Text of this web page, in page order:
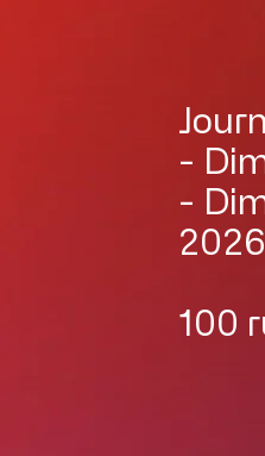
-
-
2026
De
100